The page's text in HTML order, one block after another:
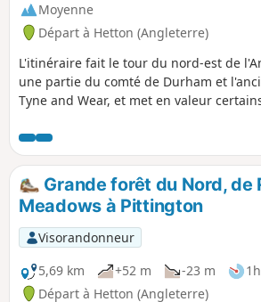
Moyenne
Départ à Hetton (Angleterre)
L'itinéraire fait le tour du nord-est de
une partie du comté de Durham et
Tyne and Wear, et met en valeur
des villes et d'anciens villages miniers.
que vous découvrirez tout au long du
constamment.
Grande forêt du Nord, de
Meadows à Pittington
Visorandonneur
5,69 km
+52 m -23 m
Départ à Hetton (Angleterre)